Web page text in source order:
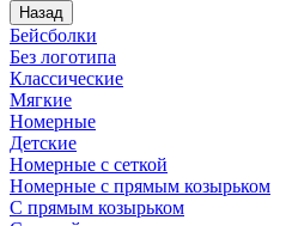
Назад
Бейсболки
Без логотипа
Классические
Мягкие
Номерные
Детские
Номерные с сеткой
Номерные с прямым козырьком
С прямым козырьком